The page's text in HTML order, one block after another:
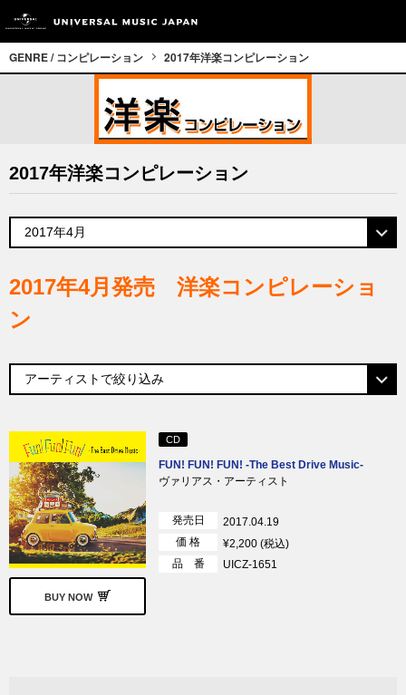
GENRE / コンピレーション 2017年洋楽コンピレーション
2017年洋楽コンピレーション
2017年4月発売 洋楽コンピレーショ
ン
BUY NOW
CD
FUN! FUN! FUN! -The Best Drive Music-
ヴァリアス・アーティスト
発売日
2017.04.19
価 格
¥2,200 (税込)
品 番
UICZ-1651